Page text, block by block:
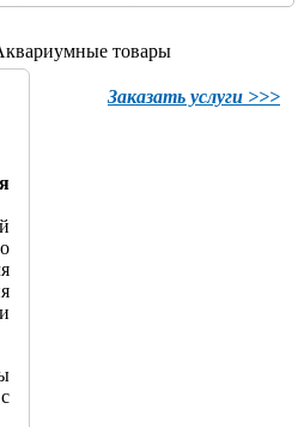
товары
Заказать услуги >>>